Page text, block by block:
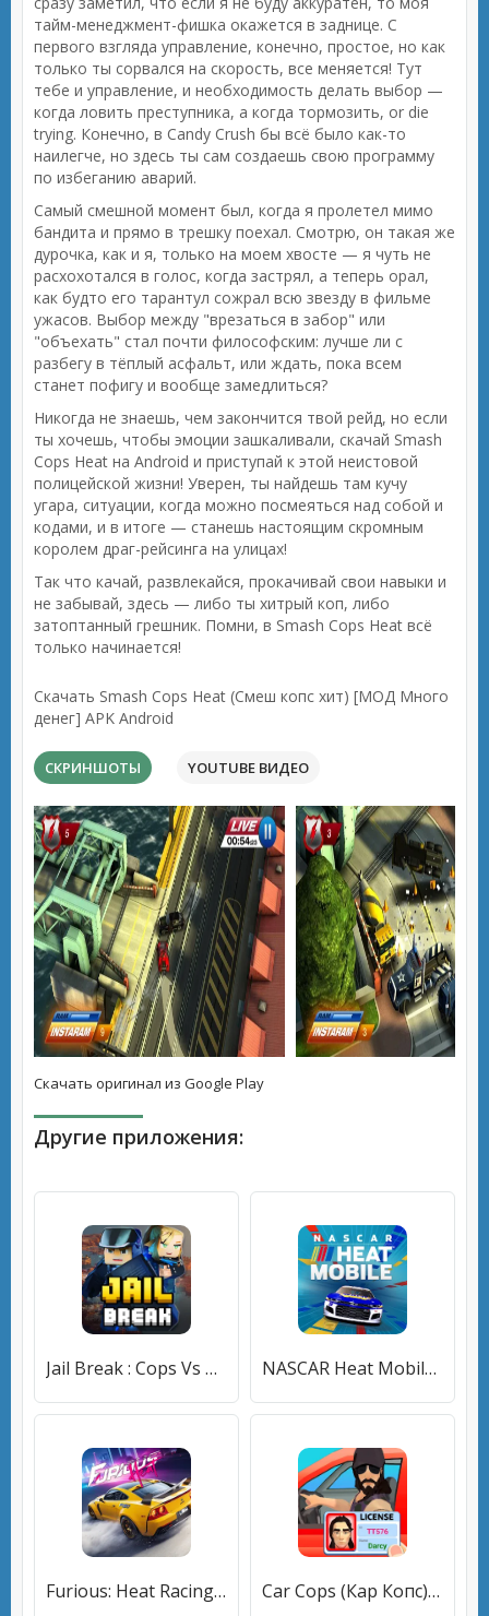
тайм-менеджмент-фишка окажется в заднице. С
первого взгляда управление, конечно, простое, но как
только ты сорвался на скорость, все меняется! Тут
тебе и управление, и необходимость делать выбор —
когда ловить преступника, а когда тормозить, or die
trying. Конечно, в Candy Crush бы всё было как-то
наилегче, но здесь ты сам создаешь свою программу
по избеганию аварий.
Самый смешной момент был, когда я пролетел мимо
бандита и прямо в трешку поехал. Смотрю, он такая же
дурочка, как и я, только на моем хвосте — я чуть не
расхохотался в голос, когда застрял, а теперь орал,
как будто его тарантул сожрал всю звезду в фильме
ужасов. Выбор между "врезаться в забор" или
"объехать" стал почти философским: лучше ли с
разбегу в тёплый асфальт, или ждать, пока всем
станет пофигу и вообще замедлиться?
Никогда не знаешь, чем закончится твой рейд, но если
ты хочешь, чтобы эмоции зашкаливали, скачай Smash
Cops Heat на Android и приступай к этой неистовой
полицейской жизни! Уверен, ты найдешь там кучу
угара, ситуации, когда можно посмеяться над собой и
кодами, и в итоге — станешь настоящим скромным
королем драг-рейсинга на улицах!
Так что качай, развлекайся, прокачивай свои навыки и
не забывай, здесь — либо ты хитрый коп, либо
затоптанный грешник. Помни, в Smash Cops Heat всё
только начинается!
Скачать Smash Cops Heat (Смеш копс хит) [МОД Много
денег] APK Android
СКРИНШОТЫ YOUTUBE ВИДЕО
Скачать оригинал из Google Play
Другие приложения:
Jail Break : Cops Vs Robbers (Джейл Брейк) [МОД Unlocked] APK Android NASCAR Heat Mobile (НАСКАР Хит Мобилай) [МОД Много денег] APK Android
Furious: Heat Racing 2024 (Фьюриъс) [МОД Бесконечные монеты] APK Android Car Cops (Кар Копс) [МОД Все открыто] APK Android